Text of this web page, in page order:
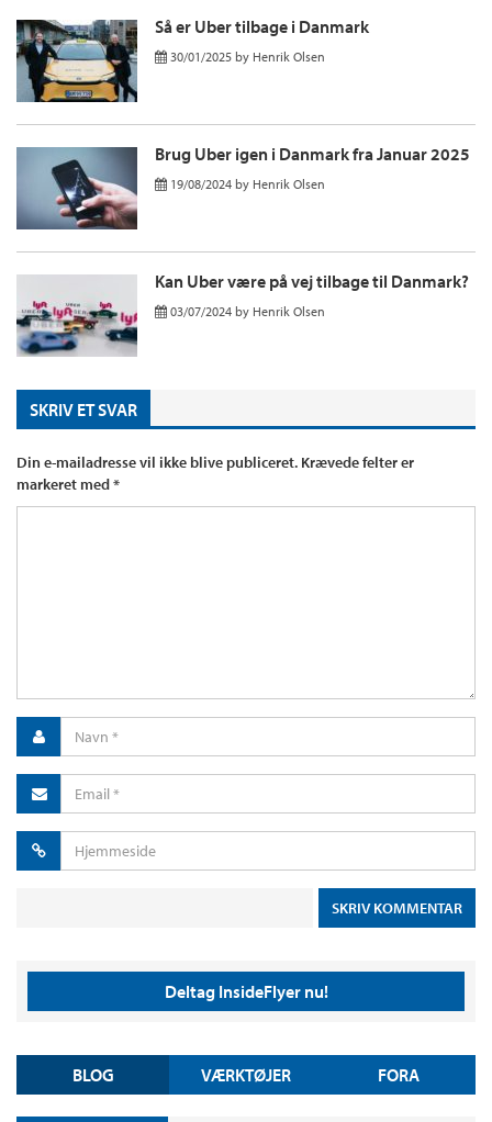
Så er Uber tilbage i Danmark
30/01/2025 by Henrik Olsen
Brug Uber igen i Danmark fra Januar 2025
19/08/2024 by Henrik Olsen
Kan Uber være på vej tilbage til Danmark?
03/07/2024 by Henrik Olsen
SKRIV ET SVAR
Din e-mailadresse vil ikke blive publiceret. Krævede felter er
markeret med*
Deltag InsideFlyer nu!
BLOG VÆRKTØJER FORA